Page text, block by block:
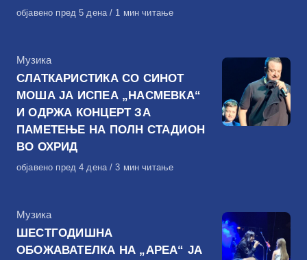
Објавено
објавено пред 5 дена 1 мин читање
КАтегорија
Музика
СЛАТКАРИСТИКА СО СИНОТ
МОША ЈА ИСПЕА „НАСМЕВКА“
И ОДРЖА КОНЦЕРТ ЗА
ПАМЕТЕЊЕ НА ПОЛН СТАДИОН
ВО ОХРИД
Објавено
објавено пред 4 дена 3 мин читање
КАтегорија
Музика
ШЕСТГОДИШНА
ОБОЖАВАТЕЛКА НА „АРЕА“ ЈА